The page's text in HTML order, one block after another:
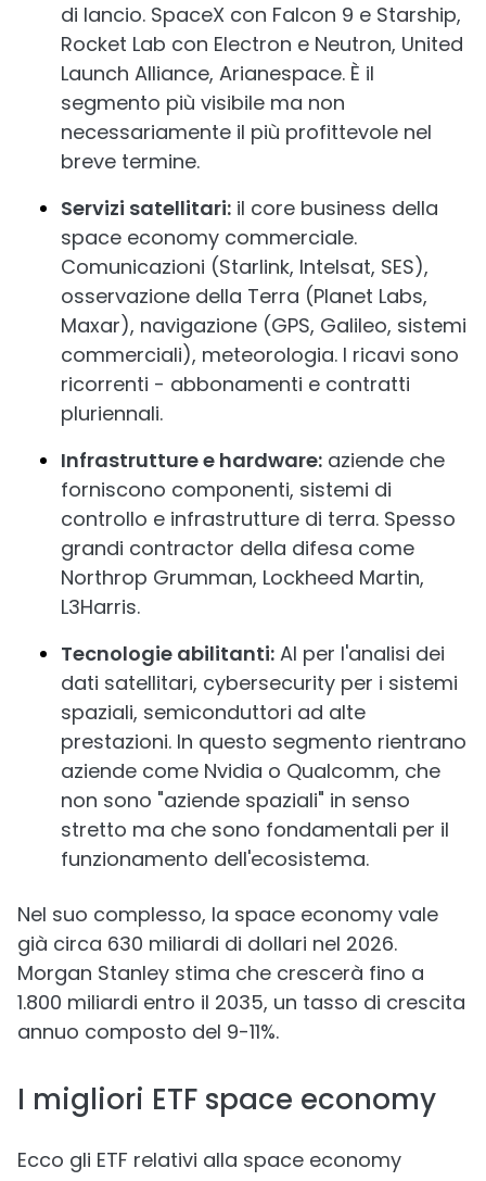
di lancio. SpaceX con Falcon 9 e Starship,
Rocket Lab con Electron e Neutron, United
Launch Alliance, Arianespace. È il
segmento più visibile ma non
necessariamente il più profittevole nel
breve termine.
Servizi satellitari: il core business della
space economy commerciale.
Comunicazioni (Starlink, Intelsat, SES),
osservazione della Terra (Planet Labs,
Maxar), navigazione (GPS, Galileo, sistemi
commerciali), meteorologia. I ricavi sono
ricorrenti - abbonamenti e contratti
pluriennali.
Infrastrutture e hardware: aziende che
forniscono componenti, sistemi di
controllo e infrastrutture di terra. Spesso
grandi contractor della difesa come
Northrop Grumman, Lockheed Martin,
L3Harris.
Tecnologie abilitanti: AI per l'analisi dei
dati satellitari, cybersecurity per i sistemi
spaziali, semiconduttori ad alte
prestazioni. In questo segmento rientrano
aziende come Nvidia o Qualcomm, che
non sono "aziende spaziali" in senso
stretto ma che sono fondamentali per il
funzionamento dell'ecosistema.
Nel suo complesso, la space economy vale
già circa 630 miliardi di dollari nel 2026.
Morgan Stanley stima che crescerà fino a
1.800 miliardi entro il 2035, un tasso di crescita
annuo composto del 9-11%.
I migliori ETF space economy
Ecco gli ETF relativi alla space economy